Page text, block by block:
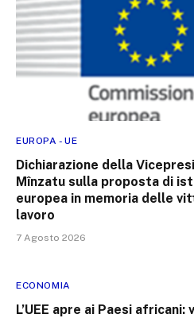
EUROPA - UE
Dichiarazione della
Mînzatu sulla proposta di
europea in memoria delle
lavoro
7 Agosto 2026
ECONOMIA
L’UEE apre ai Paesi africani: